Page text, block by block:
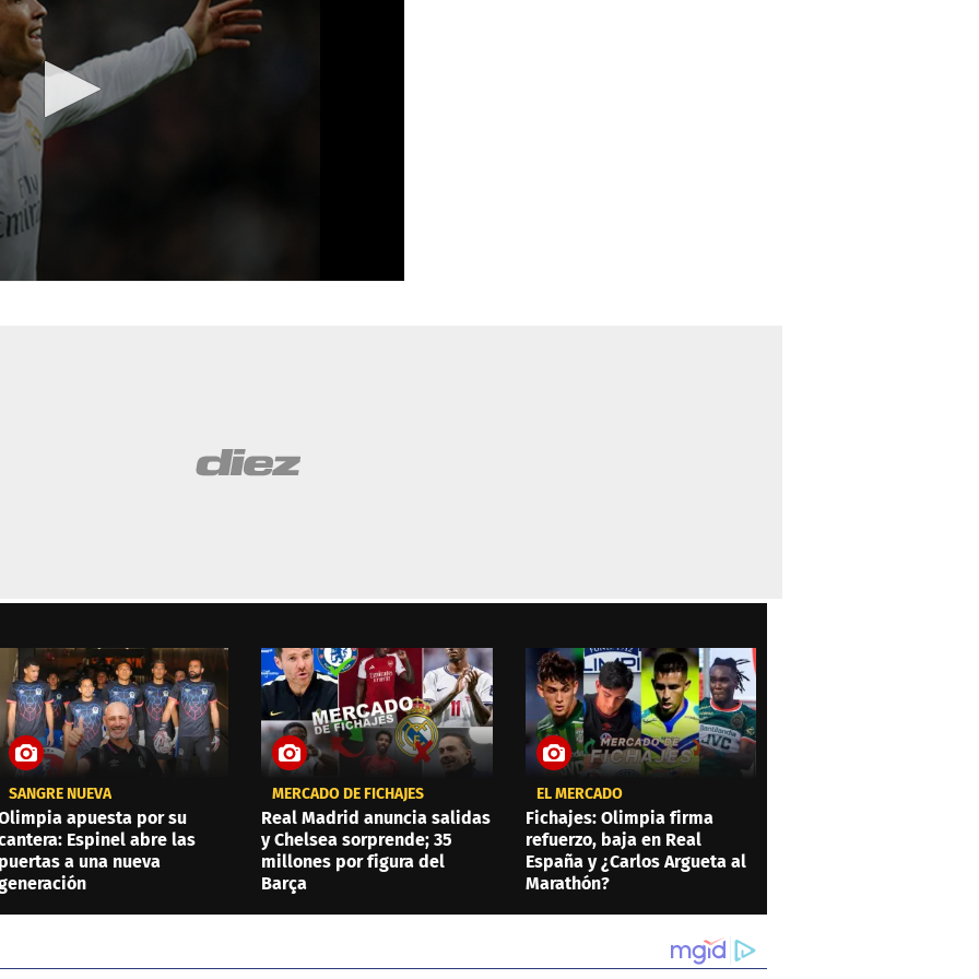
SANGRE NUEVA
apuesta por su
Espinel abre las
puertas a una nueva
MERCADO DE FICHAJES
Real Madrid anuncia salidas
y Chelsea sorprende; 35
millones por figura del
Barça
EL MERCADO
Fichajes: Olimpia firma
refuerzo, baja en Real
España y ¿Carlos Argueta al
Marathón?